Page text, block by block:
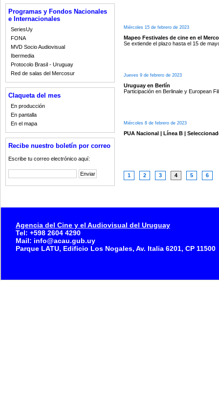
Programas y Fondos Nacionales
e Internacionales
SeriesUy
FONA
MVD Socio Audiovisual
Ibermedia
Protocolo Brasil - Uruguay
Red de salas del Mercosur
Claqueta del mes
En producción
En pantalla
En el mapa
Recibe nuestro boletín por correo
Escribe tu correo electrónico aquí:
Miércoles 15 de febrero de 2023
Mapeo Festivales de cine en el
Se extiende el plazo hasta el 15 de
Jueves 9 de febrero de 2023
Uruguay en Berlín
Participación en Berlinale y European
Miércoles 8 de febrero de 2023
PUA Nacional | Línea B |
1 2 3 4 5 6
Agencia del Cine y el Audiovisual del Uruguay
Tel: +598 2604 4290
Mail: info@acau.gub.uy
Parque LATU, Edificio Los Nogales, Av. Italia 6201, CP 11500